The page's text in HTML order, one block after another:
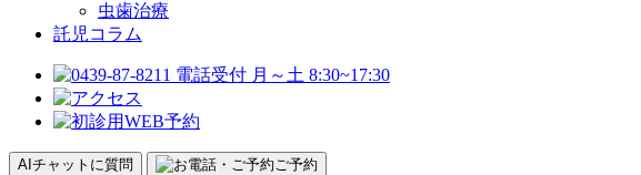
虫歯治療
託児コラム
AIチャットに質問
ご予約